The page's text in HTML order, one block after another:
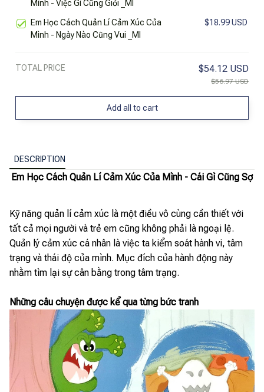
Mình - Việc Gì Cũng Giỏi _Ml
Em Học Cách Quản Lí Cảm Xúc Của
Mình - Ngày Nào Cũng Vui _Ml
$18.99 USD
TOTAL PRICE $54.12 USD
$56.97 USD
Add all to cart
DESCRIPTION
Em Học Cách Quản Lí Cảm Xúc Của Mình - Cái Gì Cũng Sợ
Kỹ năng quản lí cảm xúc là một điều vô cùng cần thiết với
tất cả mọi người và trẻ em cũng không phải là ngoại lệ.
Quản lý cảm xúc cá nhân là việc ta kiểm soát hành vi, tâm
trạng và thái độ của mình. Mục đích của hành động này
nhằm tìm lại sự cân bằng trong tâm trạng.
Những câu chuyện được kể qua từng bức tranh